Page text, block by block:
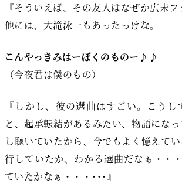
『そういえば、その友人はなぜか広末フ
他には、大滝泳一もあったっけな。
こんやっきみはーぼくのものー♪♪
（今夜君は僕のもの）
『しかし、彼の選曲はすごい。こうし
と、起承転結があるみたい、物語にな
し聴いていたから、今でもよく憶えて
行していたか、わかる選曲だなぁ・・
ていたかなぁ・・・･･･』